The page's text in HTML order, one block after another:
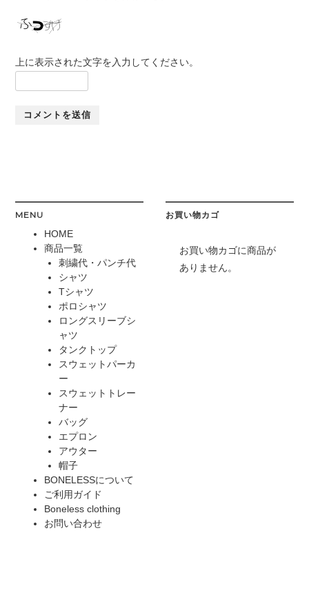
上に表示された文字を入力してください。
MENU
HOME
商品一覧
刺繍代・パンチ代
シャツ
Tシャツ
ポロシャツ
ロングスリーブシ
ャツ
タンクトップ
スウェットパーカ
ー
スウェットトレー
ナー
バッグ
エプロン
アウター
帽子
BONELESSについて
ご利用ガイド
Boneless clothing
お問い合わせ
お買い物カゴ
お買い物カゴに商品が
ありません。